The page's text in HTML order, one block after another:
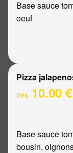
Base sauce
oeuf
Pizza
Dès 10.00 €
Base sauce
bousin,